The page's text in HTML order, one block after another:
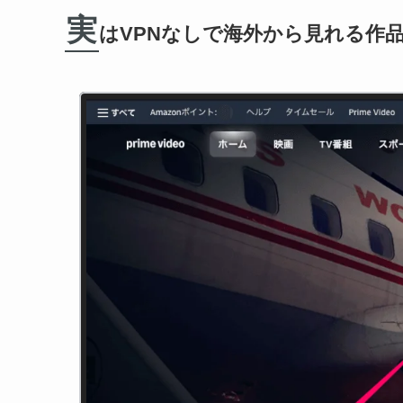
実はVPNなしで海外から見れる作